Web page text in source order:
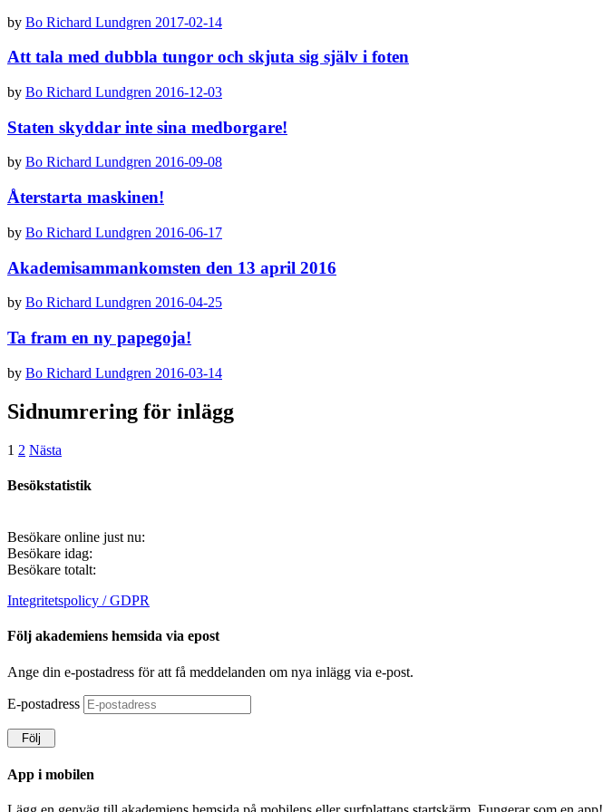
by Bo Richard Lundgren 2017-02-14
Att tala med dubbla tungor och skjuta sig själv i foten
by Bo Richard Lundgren 2016-12-03
Staten skyddar inte sina medborgare!
by Bo Richard Lundgren 2016-09-08
Återstarta maskinen!
by Bo Richard Lundgren 2016-06-17
Akademisammankomsten den 13 april 2016
by Bo Richard Lundgren 2016-04-25
Ta fram en ny papegoja!
by Bo Richard Lundgren 2016-03-14
Sidnumrering för inlägg
1 2 Nästa
Besökstatistik
Besökare online just nu:
Besökare idag:
Besökare totalt:
Integritetspolicy / GDPR
Följ akademiens hemsida via epost
Ange din e-postadress för att få meddelanden om nya inlägg via e-post.
E-postadress
Följ
App i mobilen